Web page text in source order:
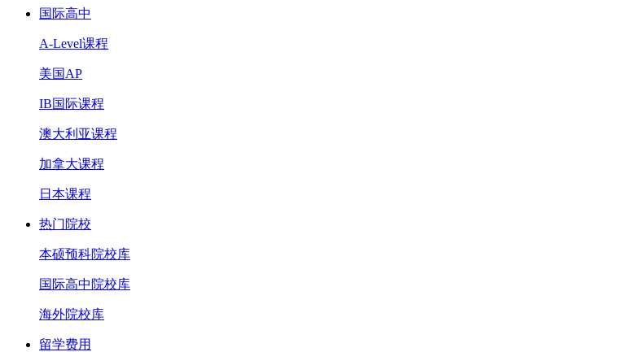
国际高中
A-Level课程
美国AP
IB国际课程
澳大利亚课程
加拿大课程
日本课程
热门院校
本硕预科院校库
国际高中院校库
海外院校库
留学费用